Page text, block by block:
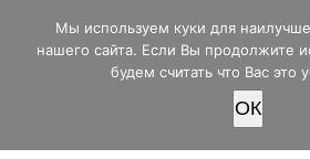
+7 950 189 4420
Россия,
Мы используем куки для
нашего сайта. Если Вы продолжите
будем считать что Вас это
OК